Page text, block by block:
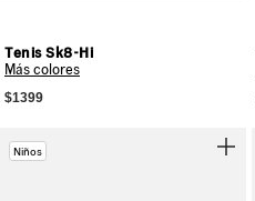
Tenis Sk8-Hi
Más colores
$1399
Niños